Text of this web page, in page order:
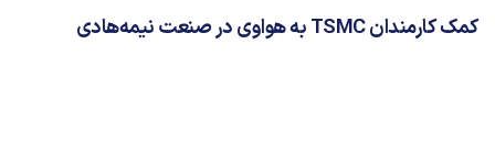
کمک کارمندان TSMC به هواوی در صنعت نیمه‌هادی